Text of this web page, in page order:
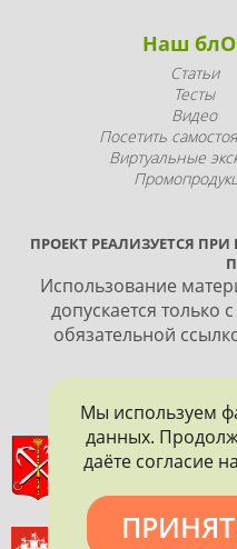
Наш
Статьи
Тесты
Видео
Посетить
Виртуальные
ПРОЕКТ РЕАЛИЗУЕТСЯ
Использование
допускается только
обязательной
ПРАВИТЕЛЬСТВО
КОМИТЕТ ПО
ВСЕРОССИЙСКОЕ
Мы используем
данных.
даёте согласие